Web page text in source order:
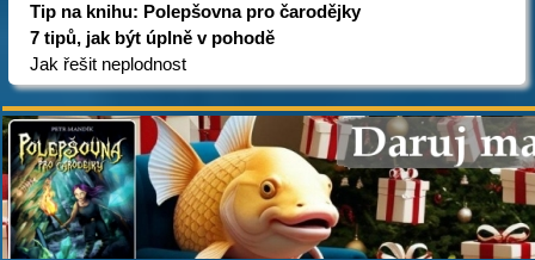
Tip na knihu: Polepšovna pro čarodějky
7 tipů, jak být úplně v pohodě
Jak řešit neplodnost